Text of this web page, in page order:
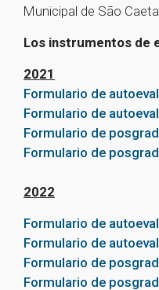
Municipal de São
Los instrumentos de
2021
Formulario de
Formulario de
Formulario de
Formulario de
2022
Formulario de
Formulario de
Formulario de
Formulario de